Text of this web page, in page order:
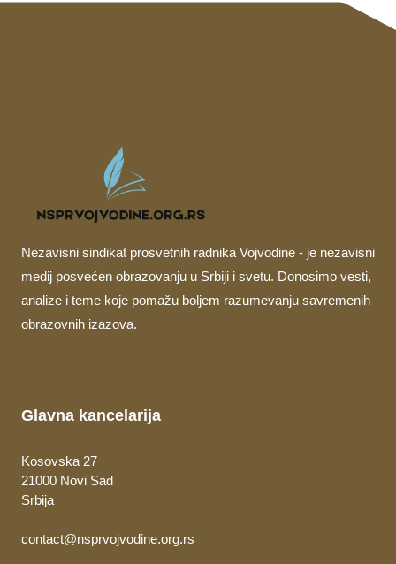
Nezavisni sindikat prosvetnih radnika Vojvodine - je nezavisni
medij posvećen obrazovanju u Srbiji i svetu. Donosimo vesti,
analize i teme koje pomažu boljem razumevanju savremenih
obrazovnih izazova.
Glavna kancelarija
Kosovska 27
21000 Novi Sad
Srbija
contact@nsprvojvodine.org.rs